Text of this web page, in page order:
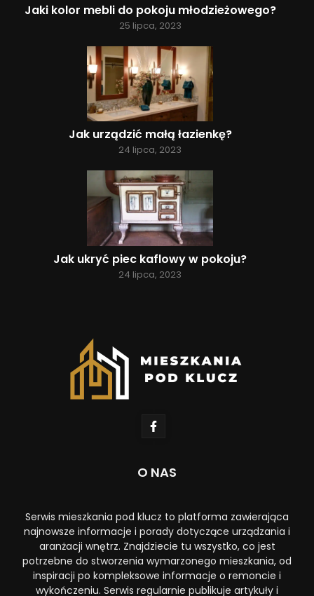
Jaki kolor mebli do pokoju młodzieżowego?
25 lipca, 2023
Jak urządzić małą łazienkę?
24 lipca, 2023
Jak ukryć piec kaflowy w pokoju?
24 lipca, 2023
O NAS
Serwis mieszkania pod klucz to platforma zawierająca
najnowsze informacje i porady dotyczące urządzania i
aranżacji wnętrz. Znajdziecie tu wszystko, co jest
potrzebne do stworzenia wymarzonego mieszkania, od
inspiracji po kompleksowe informacje o remoncie i
wykończeniu. Serwis regularnie publikuje artykuły i